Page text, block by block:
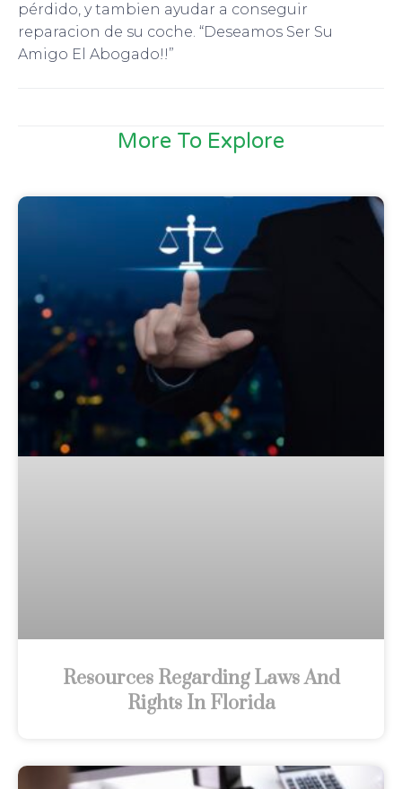
pérdido, y tambien ayudar a conseguir
reparacion de su coche. “Deseamos Ser Su
Amigo El Abogado!!”
More To Explore
Resources Regarding Laws And
Rights In Florida